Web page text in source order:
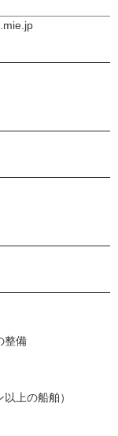
整備
上の船舶）